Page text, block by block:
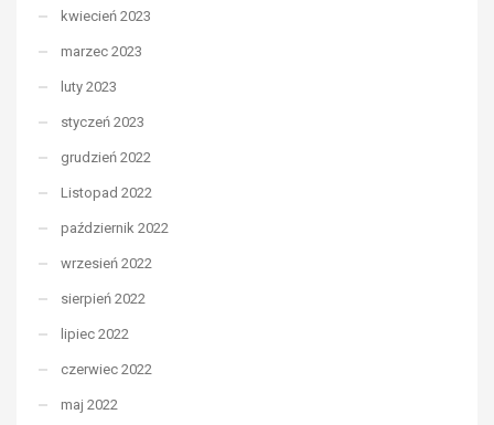
kwiecień 2023
marzec 2023
luty 2023
styczeń 2023
grudzień 2022
Listopad 2022
październik 2022
wrzesień 2022
sierpień 2022
lipiec 2022
czerwiec 2022
maj 2022